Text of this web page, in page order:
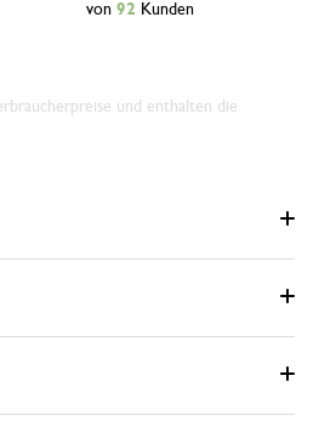
von 92 Kunden
und enthalten die